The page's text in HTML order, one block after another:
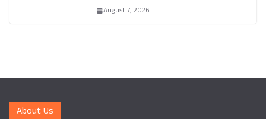
August 7, 2026
About Us